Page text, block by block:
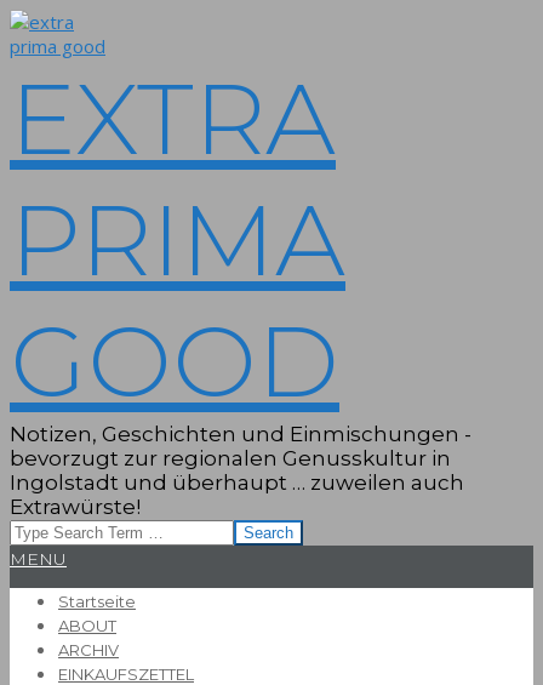
Skip
to
EXTRA
PRIMA
GOOD
Notizen, Geschichten und Einmischungen -
bevorzugt zur regionalen Genusskultur in
Ingolstadt und überhaupt … zuweilen auch
Extrawürste!
Search
Primary
Menu
MENU
Startseite
ABOUT
ARCHIV
EINKAUFSZETTEL